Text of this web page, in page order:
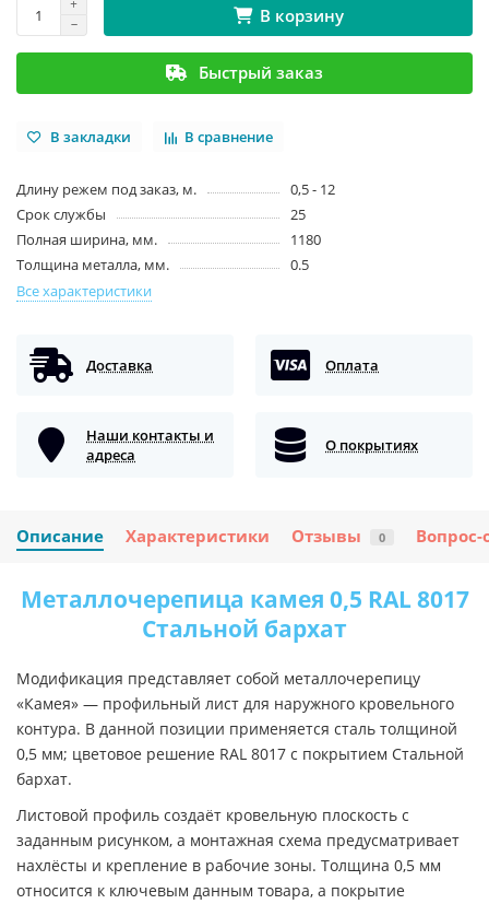
В корзину
Быстрый заказ
В закладки В сравнение
Длину режем под заказ, м.
0,5 - 12
Срок службы
25
Полная ширина, мм.
1180
Толщина металла, мм.
0.5
Все характеристики
Доставка Оплата
Наши контакты и
адреса
О покрытиях
Описание Характеристики Отзывы 0 Вопрос-
Металлочерепица камея 0,5 RAL 8017
Стальной бархат
Модификация представляет собой металлочерепицу
«Камея» — профильный лист для наружного кровельного
контура. В данной позиции применяется сталь толщиной
0,5 мм; цветовое решение RAL 8017 с покрытием Стальной
бархат.
Листовой профиль создаёт кровельную плоскость с
заданным рисунком, а монтажная схема предусматривает
нахлёсты и крепление в рабочие зоны. Толщина 0,5 мм
относится к ключевым данным товара, а покрытие